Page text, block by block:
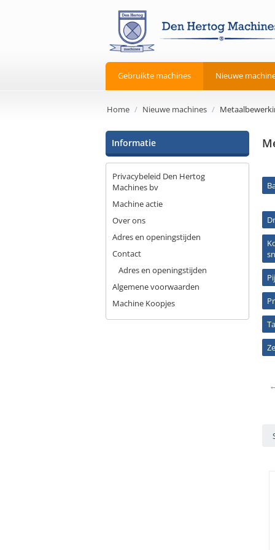
Gebruikte machines Nieuwe
Home / Nieuwe machines /
Informatie
Privacybeleid Den Hertog
Machines bv
Machine actie
Over ons
Adres en openingstijden
Contact
Adres en openingstijden
Algemene voorwaarden
Machine Koopjes